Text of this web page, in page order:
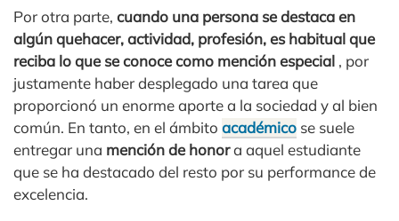
Por otra parte, cuando una persona se destaca en
algún quehacer, actividad, profesión, es habitual que
reciba lo que se conoce como mención especial , por
justamente haber desplegado una tarea que
proporcionó un enorme aporte a la sociedad y al bien
común. En tanto, en el ámbito académico se suele
entregar una mención de honora aquel estudiante
que se ha destacado del resto por su performance de
excelencia.